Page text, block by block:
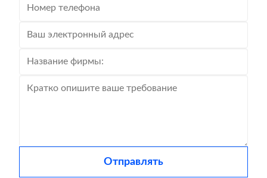
Отправлять